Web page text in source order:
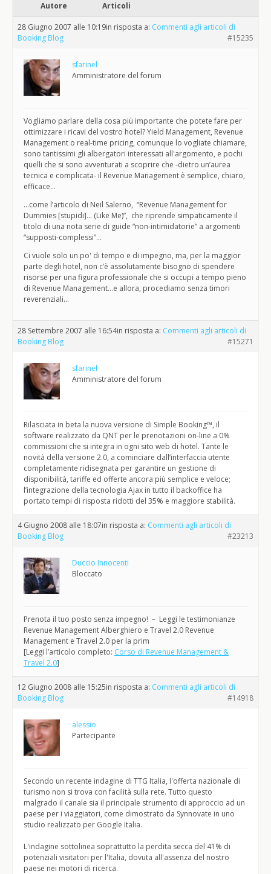
Autore Articoli
28 Giugno 2007 alle 10:19in risposta a: Commenti agli articoli di
Booking Blog
#15235
sfarinel
Amministratore del forum
Vogliamo parlare della cosa più importante che potete fare per
ottimizzare i ricavi del vostro hotel? Yield Management, Revenue
Management o real-time pricing, comunque lo vogliate chiamare,
sono tantissimi gli albergatori interessati all'argomento, e pochi
quelli che si sono avventurati a scoprire che -dietro un’aurea
tecnica e complicata- il Revenue Management è semplice, chiaro,
efficace…
…come l’articolo di Neil Salerno, “Revenue Management for
Dummies [stupidi]… (Like Me)”, che riprende simpaticamente il
titolo di una nota serie di guide “non-intimidatorie” a argomenti
“supposti-complessi”…
Ci vuole solo un po' di tempo e di impegno, ma, per la maggior
parte degli hotel, non c’è assolutamente bisogno di spendere
risorse per una figura professionale che si occupi a tempo pieno
di Revenue Management…e allora, procediamo senza timori
reverenziali…
28 Settembre 2007 alle 16:54in risposta a: Commenti agli articoli di
Booking Blog
#15271
sfarinel
Amministratore del forum
Rilasciata in beta la nuova versione di Simple Booking™, il
software realizzato da QNT per le prenotazioni on-line a 0%
commissioni che si integra in ogni sito web di hotel. Tante le
novità della versione 2.0, a cominciare dall’interfaccia utente
completamente ridisegnata per garantire un gestione di
disponibilità, tariffe ed offerte ancora più semplice e veloce;
l’integrazione della tecnologia Ajax in tutto il backoffice ha
portato tempi di risposta ridotti del 35% e maggiore stabilità.
4 Giugno 2008 alle 18:07in risposta a: Commenti agli articoli di
Booking Blog
#23213
Duccio Innocenti
Bloccato
Prenota il tuo posto senza impegno! – Leggi le testimonianze
Revenue Management Alberghiero e Travel 2.0 Revenue
Management e Travel 2.0 per la prim
[Leggi l’articolo completo: Corso di Revenue Management &
Travel 2.0]
12 Giugno 2008 alle 15:25in risposta a: Commenti agli articoli di
Booking Blog
#14918
alessio
Partecipante
Secondo un recente indagine di TTG Italia, l'offerta nazionale di
turismo non si trova con facilità sulla rete. Tutto questo
malgrado il canale sia il principale strumento di approccio ad un
paese per i viaggiatori, come dimostrato da Synnovate in uno
studio realizzato per Google Italia.
L'indagine sottolinea soprattutto la perdita secca del 41% di
potenziali visitatori per l'Italia, dovuta all'assenza del nostro
paese nei motori di ricerca.